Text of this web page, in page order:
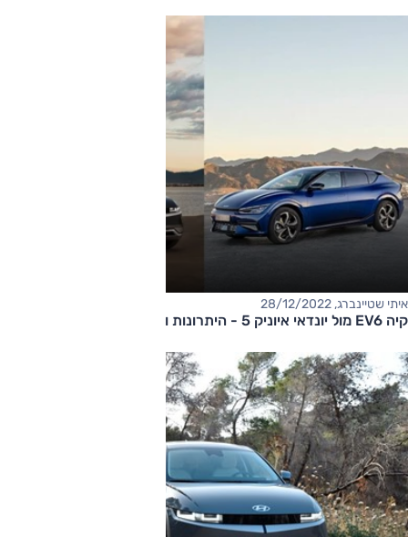
איתי שטיינברג, 28/12/2022
קיה EV6 מול יונדאי איוניק 5 - היתרונות והחסרונות, על הנייר